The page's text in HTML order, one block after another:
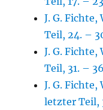
J. G. Fichte,
Teil, 24. –
J. G. Fichte,
Teil, 31. –
J. G. Fichte,
letzter Teil,